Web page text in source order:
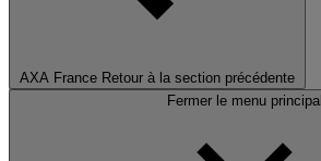
AXA France Retour à la section précédente
Fermer le menu principal